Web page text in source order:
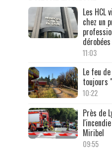
Les HCL
chez un
dérobées
11:03
Le feu
toujours
10:22
Près de
Miribel
09:55